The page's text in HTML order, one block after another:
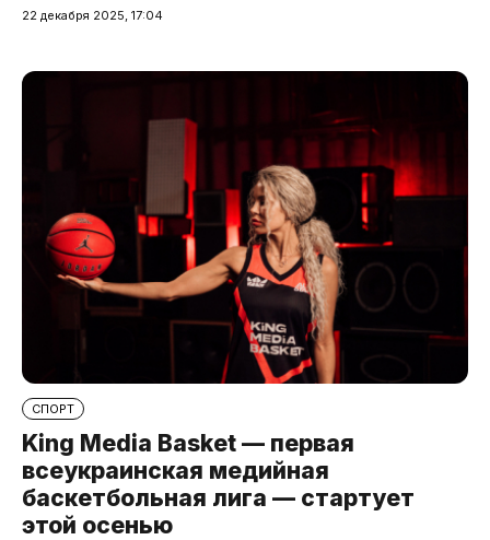
22 декабря 2025, 17:04
СПОРТ
King Media Basket — первая
всеукраинская медийная
баскетбольная лига — стартует
этой осенью